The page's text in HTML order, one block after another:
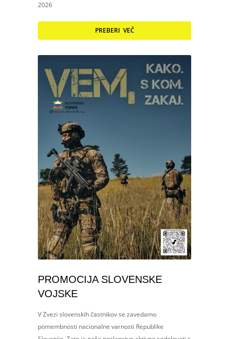
2026
PREBERI VEČ
PROMOCIJA SLOVENSKE
VOJSKE
V Zvezi slovenskih častnikov se zavedamo
pomembnosti nacionalne varnosti Republike